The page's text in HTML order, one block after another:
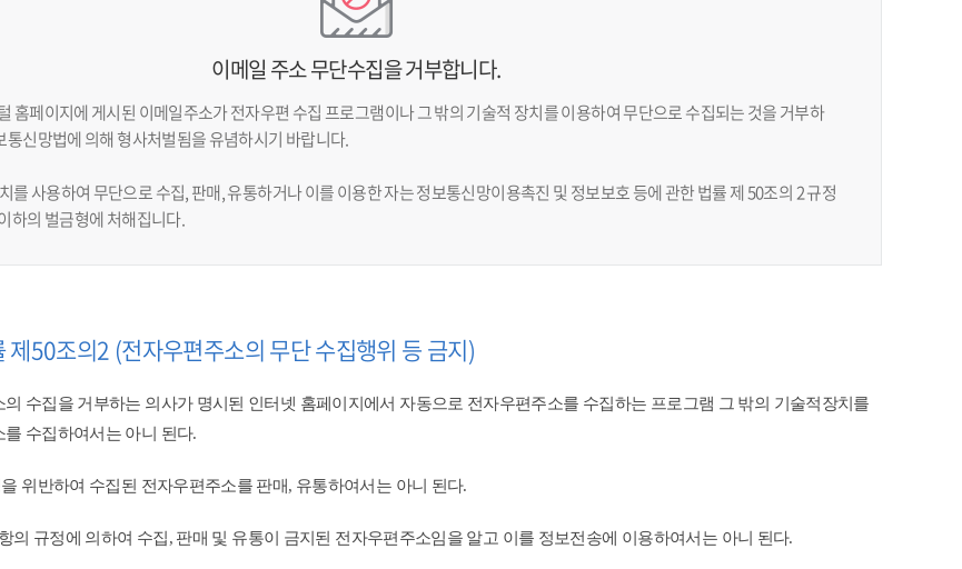
이메일 주소 무단수집을 거부합니다.
홈페이지에 게시된 이메일주소가 전자우편 수집 프로그램이나 그 밖의 기술적 장치를 이용하여 무단으로 수집되는 것을 거부하
통신망법에 의해 형사처벌됨을 유념하시기 바랍니다.
를 사용하여 무단으로 수집, 판매, 유통하거나 이를 이용한 자는 정보통신망이용촉진 및 정보보호 등에 관한 법률 제 50조의 2 규정
하의 벌금형에 처해집니다.
제50조의2 (전자우편주소의 무단 수집행위 등 금지)
수집을 거부하는 의사가 명시된 인터넷 홈페이지에서 자동으로 전자우편주소를 수집하는 프로그램 그 밖의 기술적장치를
수집하여서는 아니 된다.
위반하여 수집된 전자우편주소를 판매, 유통하여서는 아니 된다.​
의 규정에 의하여 수집, 판매 및 유통이 금지된 전자우편주소임을 알고 이를 정보전송에 이용하여서는 아니 된다.